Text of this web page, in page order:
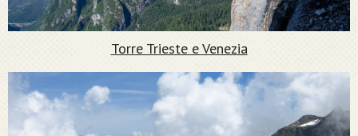
Torre Trieste e Venezia